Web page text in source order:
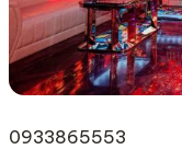
0933865553